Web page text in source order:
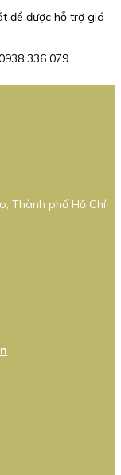
để được hỗ trợ giá
336 079
Thành phố Hồ Chí